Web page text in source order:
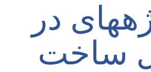
پروژه‎های در
ساخت